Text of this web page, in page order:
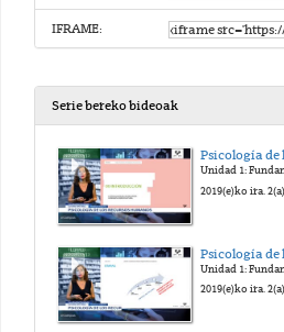
IFRAME:
Serie bereko bideoak
2019(e)ko ira. 2(a)
2019(e)ko ira. 2(a)